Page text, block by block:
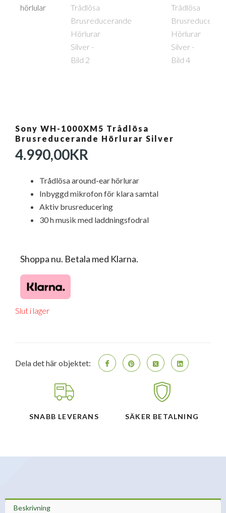
Sony WH-1000XM5 Trådlösa
Brusreducerande Hörlurar Silver
4.990,00KR
Trådlösa around-ear hörlurar
Inbyggd mikrofon för klara samtal
Aktiv brusreducering
30 h musik med laddningsfodral
Shoppa nu. Betala med Klarna.
Slut i lager
Dela det här objektet:
SNABB LEVERANS SÄKER BETALNING
Beskrivning